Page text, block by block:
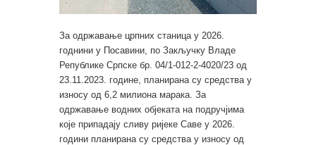
За одржавање црпних станица у 2026.
годнини у Посавини, по Закључку Владе
Републике Српске бр. 04/1-012-2-4020/23 од
23.11.2023. године, планирана су средства у
износу од 6,2 милиона марака. За
одржавање водних објеката на подручјима
које припадају сливу ријеке Саве у 2026.
години планирана су средства у износу од